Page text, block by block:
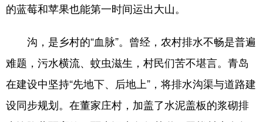
的蓝莓和苹果也能第一时间运出大山。
沟，是乡村的“血脉”。曾经，农村排水不畅是普遍
难题，污水横流、蚊虫滋生，村民们苦不堪言。青岛
在建设中坚持“先地下、后地上”，将排水沟渠与道路建
设同步规划。在董家庄村，加盖了水泥盖板的浆砌排